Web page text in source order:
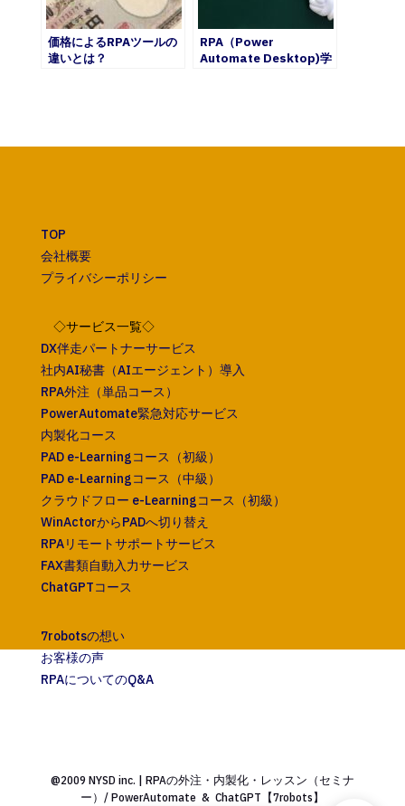
価格によるRPAツールの
違いとは？
RPA（Power
Automate Desktop)学
TOP
会社概要
プライバシーポリシー
◇サービス一覧◇
DX伴走パートナーサービス
社内AI秘書（AIエージェント）導入
RPA外注（単品コース）
PowerAutomate緊急対応サービス
内製化コース
PAD e-Learningコース（初級）
PAD e-Learningコース（中級）
クラウドフロー e-Learningコース（初級）
WinActorからPADへ切り替え
RPAリモートサポートサービス
FAX書類自動入力サービス
ChatGPTコース
7robotsの想い
お客様の声
RPAについてのQ&A
@2009 NYSD inc. | RPAの外注・内製化・レッスン（セミナ
ー）/ PowerAutomate & ChatGPT【7robots】